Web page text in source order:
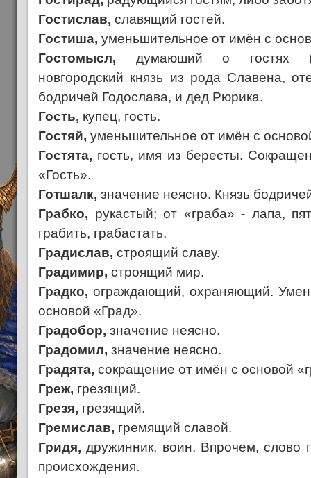
Гостислав, славящий гостей.
Гостиша, уменьшительное от имён с
Гостомысл, думаюший о гостях
новгородский князь из рода Славена,
бодричей Годослава, и дед Рюрика.
Гость, купец, гость.
Гостяй, уменьшительное от имён с
Гостята, гость, имя из бересты.
«Гость».
Готшалк, значение неясно. Князь
Грабко, рукастый; от «граба» - лапа,
грабить, грабастать.
Градислав, строящий славу.
Градимир, строящий мир.
Градко, ограждающий, охраняющий.
основой «Град».
Градобор, значение неясно.
Градомил, значение неясно.
Градята, сокращение от имён с основой
Греж, грезящий.
Грезя, грезящий.
Гремислав, гремящий славой.
Гридя, дружинник, воин. Впрочем, слово
происхождения.